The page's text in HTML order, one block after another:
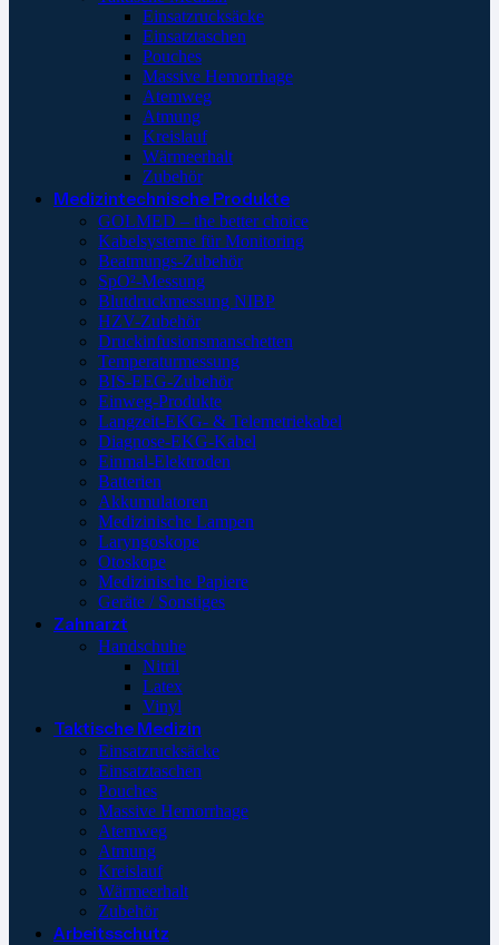
Einsatzrucksäcke
Einsatztaschen
Pouches
Massive Hemorrhage
Atemweg
Atmung
Kreislauf
Wärmeerhalt
Zubehör
Medizintechnische Produkte
GOLMED – the better choice
Kabelsysteme für Monitoring
Beatmungs-Zubehör
SpO²-Messung
Blutdruckmessung NIBP
HZV-Zubehör
Druckinfusionsmanschetten
Temperaturmessung
BIS-EEG-Zubehör
Einweg-Produkte
Langzeit-EKG- & Telemetriekabel
Diagnose-EKG-Kabel
Einmal-Elektroden
Batterien
Akkumulatoren
Medizinische Lampen
Laryngoskope
Otoskope
Medizinische Papiere
Geräte / Sonstiges
Zahnarzt
Handschuhe
Nitril
Latex
Vinyl
Taktische Medizin
Einsatzrucksäcke
Einsatztaschen
Pouches
Massive Hemorrhage
Atemweg
Atmung
Kreislauf
Wärmeerhalt
Zubehör
Arbeitsschutz